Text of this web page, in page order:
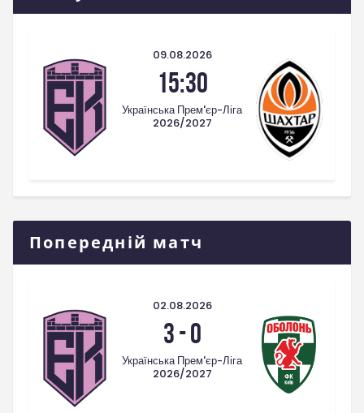
09.08.2026
15:30
Українська Прем'єр-Ліга
2026/2027
Попередній матч
02.08.2026
3-0
Українська Прем'єр-Ліга
2026/2027